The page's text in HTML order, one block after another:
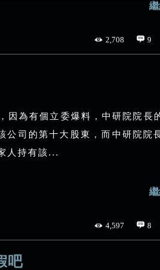
2,708 9
因為有個立委爆料，中研院院長
司的第十大股東，而中研院院
人持有該...
4,597 8
吧